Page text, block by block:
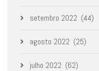
setembro 2022 (44)
agosto 2022 (25)
julho 2022 (62)